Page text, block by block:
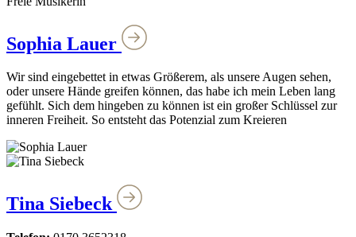
Sophia Lauer
Wir sind eingebettet in etwas Größerem, als unsere Augen sehen,
oder unsere Hände greifen können, das habe ich mein Leben lang
gefühlt. Sich dem hingeben zu können ist ein großer Schlüssel zur
inneren Freiheit. So entsteht das Potenzial zum Kreieren
Tina Siebeck